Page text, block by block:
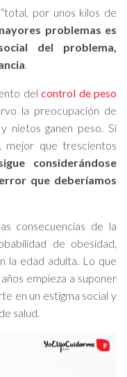
por unos kilos de
problemas es
del problema,
.
del control de peso
la preocupación de
nietos ganen peso. Si
mejor que trescientos
considerándose
que deberíamos
consecuencias de la
de obesidad,
la edad adulta. Lo que
empieza a suponer
en un estigma social y
salud.